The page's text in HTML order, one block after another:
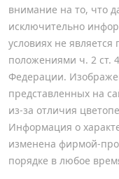
внимание на то, что
исключительно
условиях не
положениями ч. 2 ст.
Федерации.
представленных на
из-за отличия
Информация о
изменена фирмой-
порядке в любое